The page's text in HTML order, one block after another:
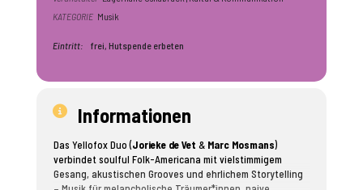
KATEGORIE Musik
Eintritt: frei, Hutspende erbeten
Informationen
Das Yellofox Duo (Jorieke de Vet & Marc Mosmans)
verbindet soulful Folk-Americana mit vielstimmigem
Gesang, akustischen Grooves und ehrlichem Storytelling